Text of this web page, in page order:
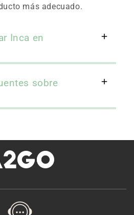
más adecuado.
Inca en
sobre